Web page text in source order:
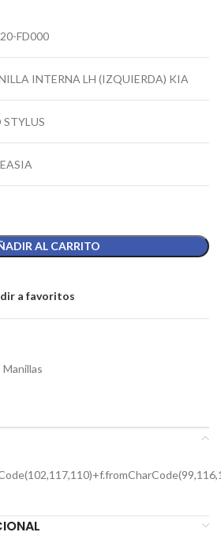
FD000
INTERNA LH (IZQUIERDA) KIA
STYLUS
AL CARRITO
a favoritos
Manillas